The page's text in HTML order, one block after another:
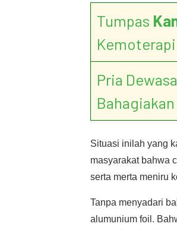
Tumpas
Pria
Situasi inilah yang
masyarakat bahwa
serta merta meniru
Tanpa menyadari
alumunium foil.